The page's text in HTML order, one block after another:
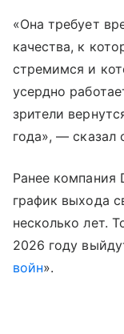
«Она требует
качества, к
стремимся и
усердно
зрители
года», — сказал
Ранее компания
график выхода
несколько лет.
2026 году
войн».